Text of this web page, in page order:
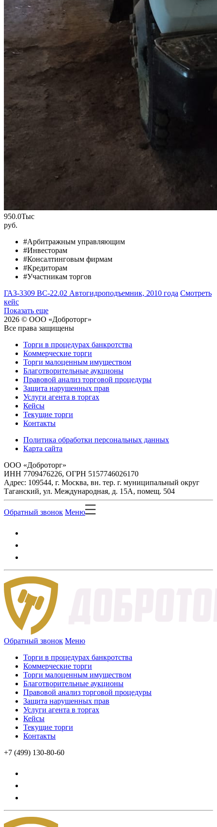
950.0Тыс
руб.
#Арбитражным управляющим
#Инвесторам
#Консалтинговым фирмам
#Кредиторам
#Участникам торгов
ГАЗ-3309 ВС-22.02 Автогидроподъемник, 2010 года Смотреть
кейс
Показать еще
2026 © ООО «Доброторг»
Все права защищены
Торги в процедурах банкротства
Коммерческие торги
Торги малоценным имуществом
Благотворительные аукционы
Правовой анализ торговой процедуры
Защита нарушенных прав
Услуги агента в торгах
Кейсы
Текущие торги
Контакты
Политика обработки персональных данных
Карта сайта
ООО «Доброторг»
ИНН 7709476226, ОГРН 5157746026170
Адрес: 109544, г. Москва, вн. тер. г. муниципальный округ
Таганский, ул. Международная, д. 15А, помещ. 504
Обратный звонок Меню
Обратный звонок Меню
Торги в процедурах банкротства
Коммерческие торги
Торги малоценным имуществом
Благотворительные аукционы
Правовой анализ торговой процедуры
Защита нарушенных прав
Услуги агента в торгах
Кейсы
Текущие торги
Контакты
+7 (499) 130-80-60